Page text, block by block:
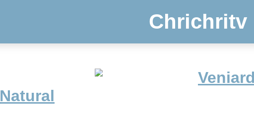
Chrichritv
Natural